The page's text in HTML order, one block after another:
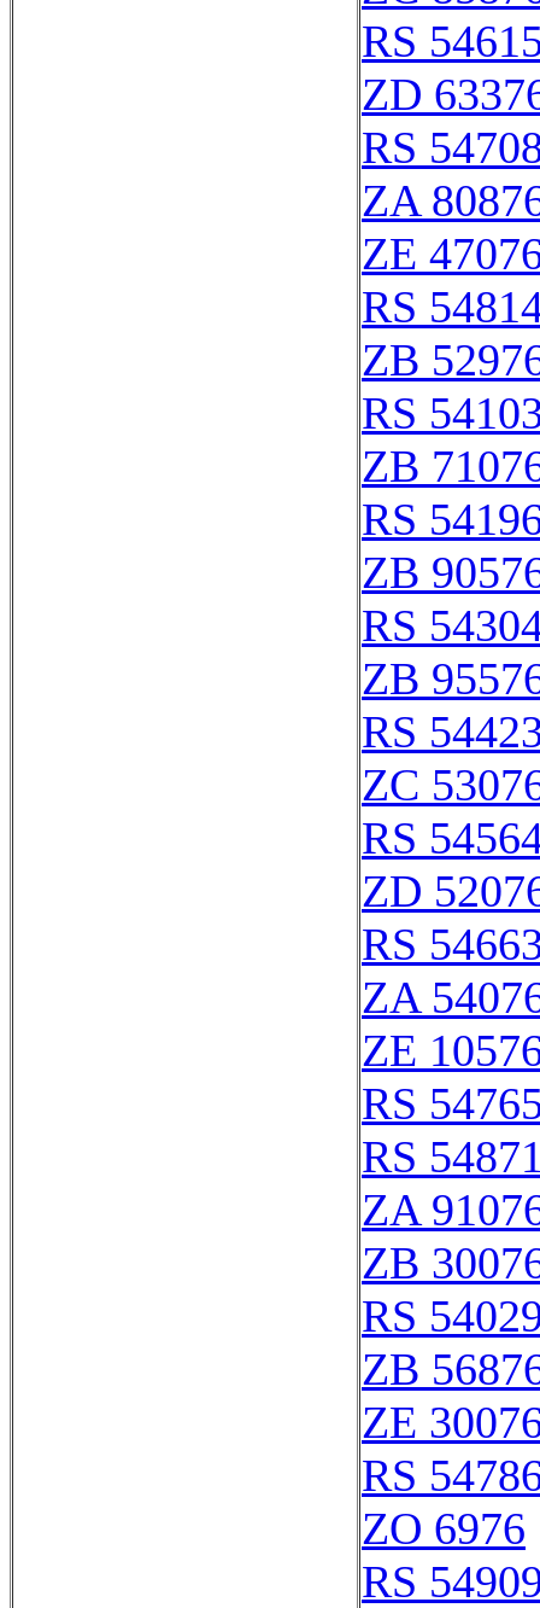
RS
ZD
RS
ZA
ZE
RS
ZB
RS
ZB
RS
ZB
RS
ZB
RS
ZC
RS
ZD
RS
ZA
ZE
RS
RS
ZA
ZB
RS
ZB
ZE
RS
ZO 6976
RS